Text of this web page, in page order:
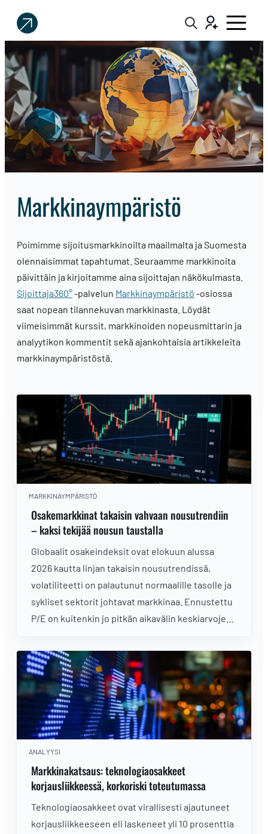
Sijoittaja.fi
Tee
sijoituspäätöksiä
markkinaympäristö
Poimimme sijoitusmarkkinoilta maailmalta ja Suomesta
olennaisimmat tapahtumat. Seuraamme markkinoita
päivittäin ja kirjoitamme aina sijoittajan näkökulmasta.
Sijoittaja360°-palvelun Markkinaympäristö -osiossa
saat nopean tilannekuvan markkinasta. Löydät
viimeisimmät kurssit, markkinoiden nopeusmittarin ja
analyytikon kommentit sekä ajankohtaisia artikkeleita
markkinaympäristöstä.
MARKKINAYMPÄRISTÖ
Osakemarkkinat takaisin vahvaan nousutrendiin
– kaksi tekijää nousun taustalla
Globaalit osakeindeksit ovat elokuun alussa
2026 kautta linjan takaisin nousutrendissä,
volatiliteetti on palautunut normaalille tasolle ja
sykliset sektorit johtavat markkinaa. Ennustettu
P/E on kuitenkin jo pitkän aikavälin keskiarvojen
kiristää tuottovaatimusta. Kaksi tekijää, jotka
heiluttavat osakemarkkinoita, nousee nyt ylitse
muiden
ANALYYSI
Markkinakatsaus: teknologiaosakkeet
korjausliikkeessä, korkoriski toteutumassa
Teknologiaosakkeet ovat virallisesti ajautuneet
korjausliikkeeseen eli laskeneet yli 10 prosenttia